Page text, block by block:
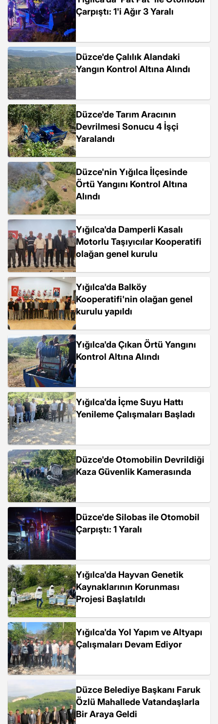
Çarpıştı: 1'i Ağır 3 Yaralı
Düzce'de Çalılık Alandaki
Yangın Kontrol Altına Alındı
Düzce'de Tarım Aracının
Devrilmesi Sonucu 4 İşçi
Yaralandı
Düzce'nin Yığılca İlçesinde
Örtü Yangını Kontrol Altına
Alındı
Yığılca'da Damperli Kasalı
Motorlu Taşıyıcılar Kooperatifi
olağan genel kurulu
Yığılca'da Balköy
Kooperatifi'nin olağan genel
kurulu yapıldı
Yığılca'da Çıkan Örtü Yangını
Kontrol Altına Alındı
Yığılca'da İçme Suyu Hattı
Yenileme Çalışmaları Başladı
Düzce'de Otomobilin Devrildiği
Kaza Güvenlik Kamerasında
Düzce'de Silobas ile Otomobil
Çarpıştı: 1 Yaralı
Yığılca'da Hayvan Genetik
Kaynaklarının Korunması
Projesi Başlatıldı
Yığılca'da Yol Yapım ve Altyapı
Çalışmaları Devam Ediyor
Düzce Belediye Başkanı Faruk
Özlü Mahallede Vatandaşlarla
Bir Araya Geldi